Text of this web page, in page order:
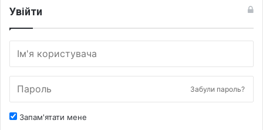
Увійти
Забули пароль?
Запам'ятати мене